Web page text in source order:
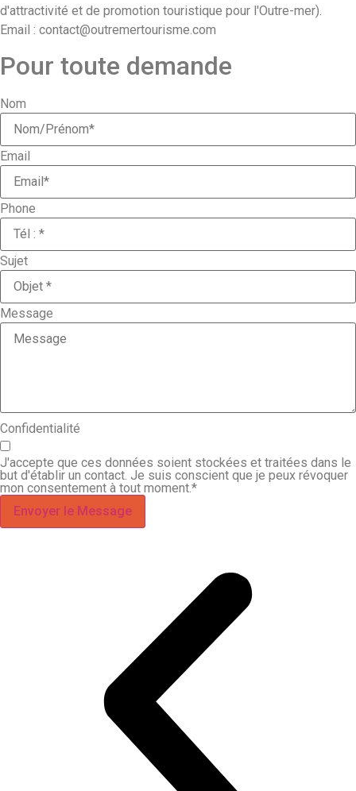
d'attractivité et de promotion touristique pour l'Outre-mer).
Email : contact@outremertourisme.com
Pour toute demande
Nom
Email
Phone
Sujet
Message
Confidentialité
J'accepte que ces données soient stockées et traitées dans le
but d'établir un contact. Je suis conscient que je peux révoquer
mon consentement à tout moment.*
Envoyer le Message